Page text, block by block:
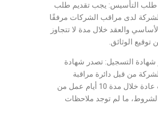
طلب التأسيس: يجب تقديم طلب
لدى مراقب الشركات مرفقًا
والعقد خلال مدة لا تتجاوز
شهادة التسجيل: تصدر شهادة
من قبل دائرة مراقبة
الشركات عادة خلال مدة 10 أيام عمل من
ما لم توجد ملاحظات